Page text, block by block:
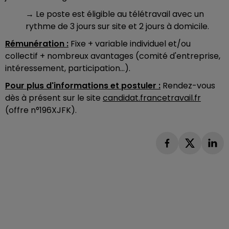
→ Le poste est éligible au télétravail avec un
rythme de 3 jours sur site et 2 jours à domicile.
Rémunération : Fixe + variable individuel et/ou
collectif + nombreux avantages (comité d'entreprise,
intéressement, participation...).
Pour plus d'informations et postuler : Rendez-vous
dès à présent sur le site candidat.francetravail.fr
(offre n°196XJFK).